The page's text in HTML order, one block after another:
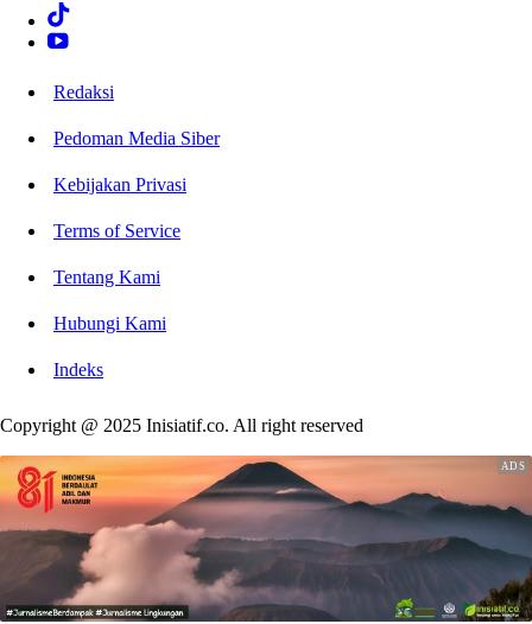
Redaksi
Pedoman Media Siber
Kebijakan Privasi
Terms of Service
Tentang Kami
Hubungi Kami
Indeks
Copyright @ 2025 Inisiatif.co. All right reserved